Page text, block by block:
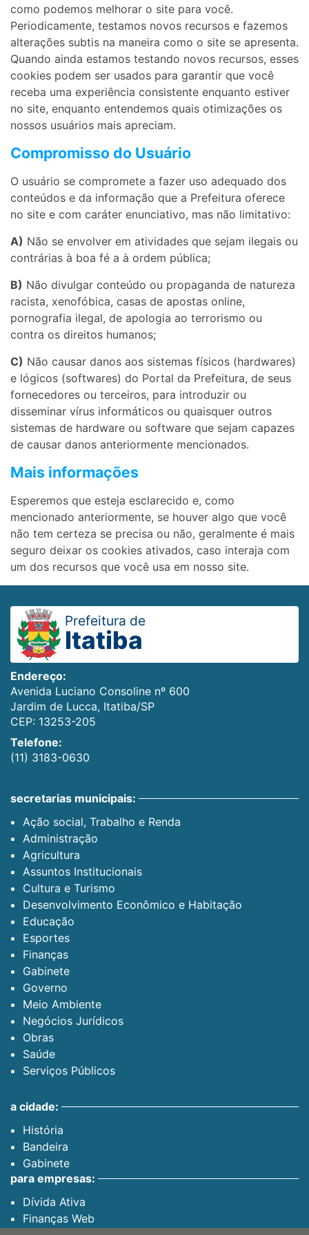
como podemos melhorar o site para você.
Periodicamente, testamos novos recursos e fazemos
alterações subtis na maneira como o site se apresenta.
Quando ainda estamos testando novos recursos, esses
cookies podem ser usados ​​para garantir que você
receba uma experiência consistente enquanto estiver
no site, enquanto entendemos quais otimizações os
nossos usuários mais apreciam.
Compromisso do Usuário
O usuário se compromete a fazer uso adequado dos
conteúdos e da informação que a Prefeitura oferece
no site e com caráter enunciativo, mas não limitativo:
A) Não se envolver em atividades que sejam ilegais ou
contrárias à boa fé a à ordem pública;
B) Não divulgar conteúdo ou propaganda de natureza
racista, xenofóbica, casas de apostas online,
pornografia ilegal, de apologia ao terrorismo ou
contra os direitos humanos;
C) Não causar danos aos sistemas físicos (hardwares)
e lógicos (softwares) do Portal da Prefeitura, de seus
fornecedores ou terceiros, para introduzir ou
disseminar vírus informáticos ou quaisquer outros
sistemas de hardware ou software que sejam capazes
de causar danos anteriormente mencionados.
Mais informações
Esperemos que esteja esclarecido e, como
mencionado anteriormente, se houver algo que você
não tem certeza se precisa ou não, geralmente é mais
seguro deixar os cookies ativados, caso interaja com
um dos recursos que você usa em nosso site.
Prefeitura de
Itatiba
Endereço:
Avenida Luciano Consoline nº 600
Jardim de Lucca, Itatiba/SP
CEP: 13253-205
Telefone:
(11) 3183-0630
secretarias municipais:
Ação social, Trabalho e Renda
Administração
Agricultura
Assuntos Institucionais
Cultura e Turismo
Desenvolvimento Econômico e Habitação
Educação
Esportes
Finanças
Gabinete
Governo
Meio Ambiente
Negócios Jurídicos
Obras
Saúde
Serviços Públicos
a cidade:
História
Bandeira
Gabinete
para empresas:
Dívida Ativa
Finanças Web